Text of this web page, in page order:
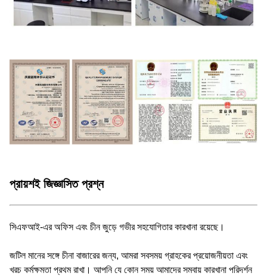
প্রায়শই জিজ্ঞাসিত প্রশ্ন
সিএফআই-এর অফিস এবং চীন জুড়ে গভীর সহযোগিতার কারখানা রয়েছে।
জটিল মানের সঙ্গে চীনা বাজারের জন্য, আমরা সবসময় গ্রাহকের প্রয়োজনীয়তা এবং
খরচ কর্মক্ষমতা প্রথম রাখা। আপনি যে কোন সময় আমাদের সমবায় কারখানা পরিদর্শন